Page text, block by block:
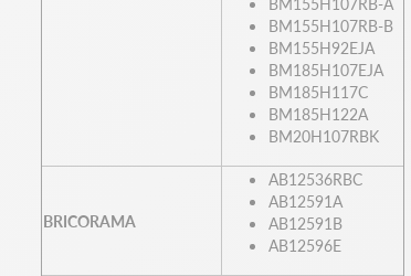
BM155H107RB-B
BM155H92EJA
BM185H107EJA
BM185H117C
BM185H122A
BM20H107RBK
BRICORAMA
AB12536RBC
AB12591A
AB12591B
AB12596E